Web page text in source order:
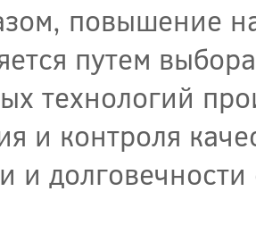
повышение
путем
технологий
и контроля
и